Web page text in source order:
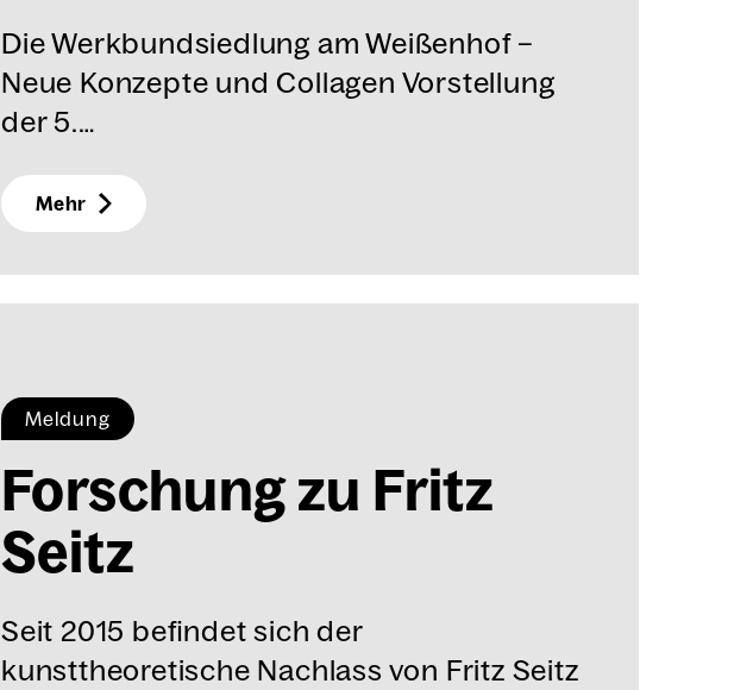
Die Werkbundsiedlung am Weißenhof –
Neue Konzepte und Collagen Vorstellung
der 5.…
Mehr
Meldung
For­schung zu Fritz
Seitz
Seit 2015 befindet sich der
kunsttheoretische Nachlass von Fritz Seitz